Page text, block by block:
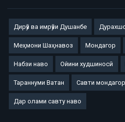
Дирӯз ва имрӯзи Душанбе
Меҳмони Шаҳнавоз Мондагор
Набзи наво Ойини худшиносӣ
Тараннуми Ватан Савти мондагор
Дар олами савту наво